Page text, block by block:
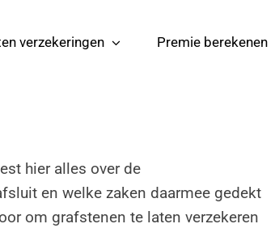
verzekeringen Premie berekenen
hier alles over de
en welke zaken daarmee gedekt
om grafstenen te laten verzekeren